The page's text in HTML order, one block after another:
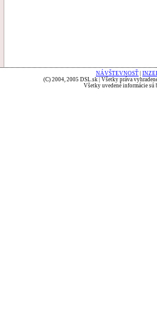
NÁVŠTEVNOSŤ
(C) 2004, 2005 DSL.sk | Všetky práva
Všetky uvedené informácie sú